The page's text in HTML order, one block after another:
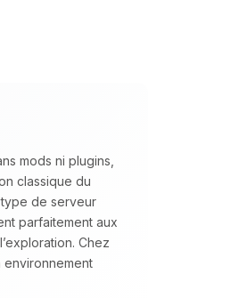
mods ni plugins,
classique du
type de serveur
parfaitement aux
Chez
environnement